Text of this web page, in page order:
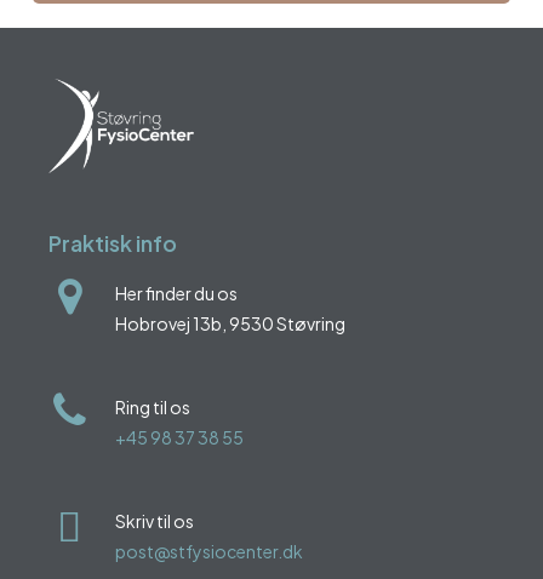
Praktisk info
Her finder du os
Hobrovej 13b, 9530 Støvring
Ring til os
+45 98 37 38 55
Skriv til os
post@stfysiocenter.dk